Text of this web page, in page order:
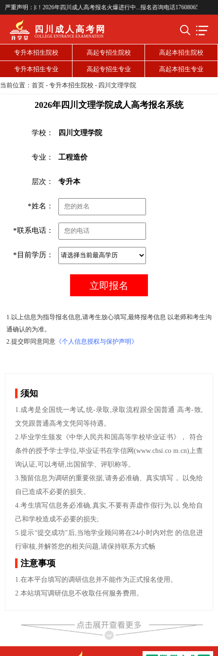
严重声明：
考网欢迎你！2026年四川成人高考报名火爆进行中...报名咨询电话17608065237(微
四川成人高考网
COLLEGE ENTRANCE EXAMINATION
专升本招生院校 高起专招生院校 高起本招生院校
专升本招生专业 高起专招生专业 高起本招生专业
当前位置： 首页 - 专升本招生院校 - 四川文理学院
2026年四川文理学院成人高考报名系统
学校： 四川文理学院
专业： 工程造价
层次： 专升本
*姓名：
*联系电话：
*目前学历：
1.以上信息为指导报名信息,请考生放心填写,最终报考信息 以老师和考生沟
通确认的为准。
2.提交即同意同意 《个人信息授权与保护声明》
须知
1.成考是全国统一考试,统-录取,录取流程跟全国普通 高考-致,
文凭跟普通高考文凭同等待遇。
2.毕业学生颁发《中华人民共和国高等学校毕业证书》， 符合
条件的授予学士学位,毕业证书在学信网(www.chsi.co m.cn)上查
询认证,可以考研,出国留学、评职称等。
3.预留信息为调研的重要依据,请务必准确、真实填写， 以免给
自已造成不必要的损失。
4.考生填写信息务必准确,真实,不要有弄虚作假行为,以 免给自
己和学校造成不必要的损失;
5.提示“提交成功”后,当地学业顾问将在24小时内对您 的信息进
行审核,并解答您的相关问题,请保持联系方式畅
注意事项
1.在本平台填写的调研信息并不能作为正式报名使用。
2.本站填写调研信息不收取任何服务费用。